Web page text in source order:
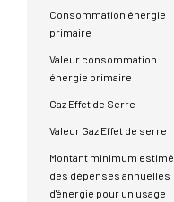
Consommation énergie
primaire
Valeur consommation
énergie primaire
Gaz Effet de Serre
Valeur Gaz Effet de serre
Montant minimum estimé
des dépenses annuelles
d'énergie pour un usage